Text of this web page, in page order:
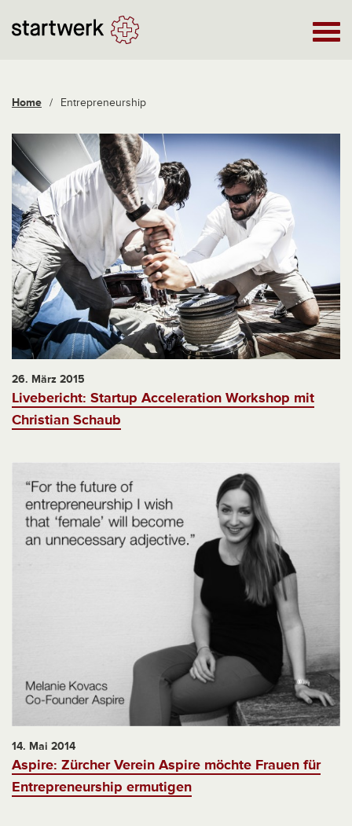
Home / Entrepreneurship
26. März 2015
Livebericht: Startup Acceleration Workshop mit
Christian Schaub
14. Mai 2014
Aspire: Zürcher Verein Aspire möchte Frauen für
Entrepreneurship ermutigen